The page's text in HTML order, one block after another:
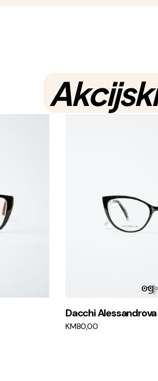
Akcijski
Dacchi Alessandrova
KM80,00